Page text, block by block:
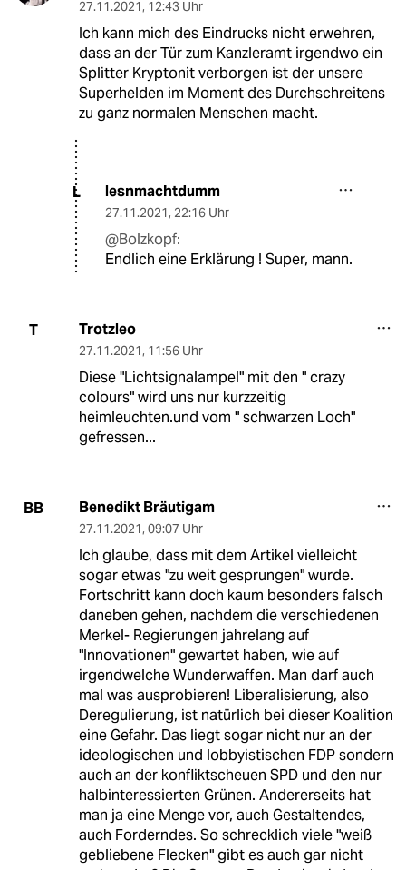
27.11.2021, 12:43 Uhr
Ich kann mich des Eindrucks nicht erwehren,
dass an der Tür zum Kanzleramt irgendwo ein
Splitter Kryptonit verborgen ist der unsere
Superhelden im Moment des Durchschreitens
zu ganz normalen Menschen macht.
L lesnmachtdumm
27.11.2021, 22:16 Uhr
@Bolzkopf:
Endlich eine Erklärung ! Super, mann.
T Trotzleo
27.11.2021, 11:56 Uhr
Diese "Lichtsignalampel" mit den " crazy
colours" wird uns nur kurzzeitig
heimleuchten.und vom " schwarzen Loch"
gefressen...
BB Benedikt Bräutigam
27.11.2021, 09:07 Uhr
Ich glaube, dass mit dem Artikel vielleicht
sogar etwas "zu weit gesprungen" wurde.
Fortschritt kann doch kaum besonders falsch
daneben gehen, nachdem die verschiedenen
Merkel- Regierungen jahrelang auf
"Innovationen" gewartet haben, wie auf
irgendwelche Wunderwaffen. Man darf auch
mal was ausprobieren! Liberalisierung, also
Deregulierung, ist natürlich bei dieser Koalition
eine Gefahr. Das liegt sogar nicht nur an der
ideologischen und lobbyistischen FDP sondern
auch an der konfliktscheuen SPD und den nur
halbinteressierten Grünen. Andererseits hat
man ja eine Menge vor, auch Gestaltendes,
auch Forderndes. So schrecklich viele "weiß
gebliebene Flecken" gibt es auch gar nicht